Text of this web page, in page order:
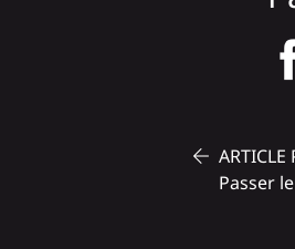
ARTICLE
Passer